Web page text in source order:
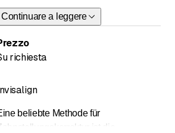
Wir bieten Zahnspangen
Art an: Durchsichtige Schienen,
Zahnspangen mit Brackets,
mit herausnehmbaren
keine Alterslimite nach oben.
beraten wir Sie oder Ihr Kind
Continuare a leggere
beliebte Methode für
ist die
richiesta